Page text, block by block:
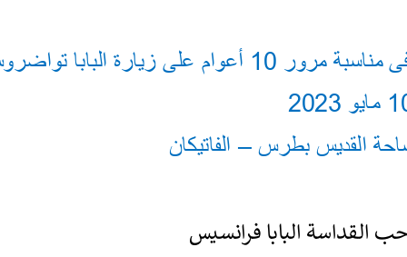
O
u
I
n
مرور 10 أعوام على زيارة البابا تواضروس الثانى الى
مايو
2023
– الفاتيكان
القداسة البابا
فرانسيس